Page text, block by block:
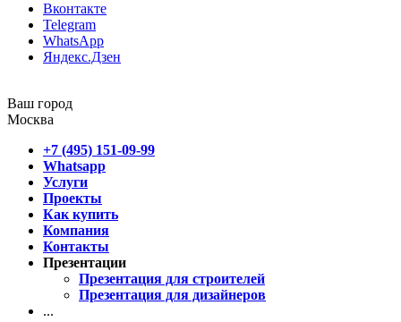
Вконтакте
Telegram
WhatsApp
Яндекс.Дзен
Ваш город
Москва
+7 (495) 151-09-99
Whatsapp
Услуги
Проекты
Как купить
Компания
Контакты
Презентации
Презентация для строителей
Презентация для дизайнеров
...